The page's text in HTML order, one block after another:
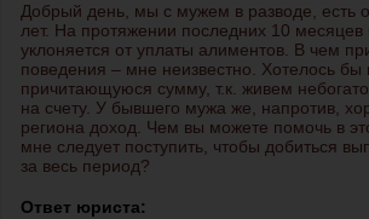
Добрый день, мы с мужем в разводе, есть
лет. На протяжении последних 10 месяцев
уклоняется от уплаты алиментов. В чем
поведения – мне неизвестно. Хотелось бы
причитающуюся сумму, т.к. живем
на счету. У бывшего мужа же, напротив,
региона доход. Чем вы можете помочь в
мне следует поступить, чтобы добиться
за весь период?
Ответ юриста: